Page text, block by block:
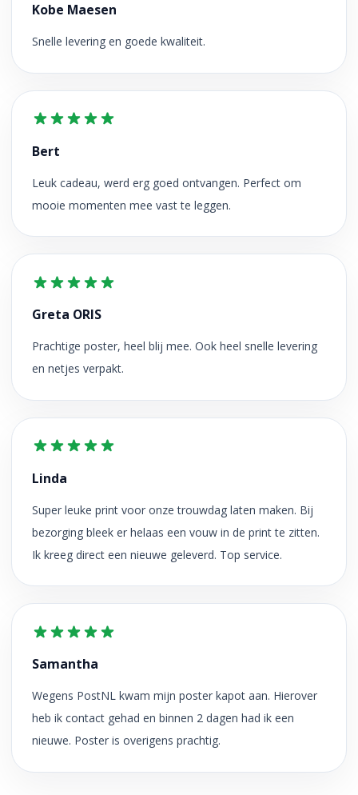
Kobe Maesen
Snelle levering en goede kwaliteit.
Bert
Leuk cadeau, werd erg goed ontvangen. Perfect om
mooie momenten mee vast te leggen.
Greta ORIS
Prachtige poster, heel blij mee. Ook heel snelle levering
en netjes verpakt.
Linda
Super leuke print voor onze trouwdag laten maken. Bij
bezorging bleek er helaas een vouw in de print te zitten.
Ik kreeg direct een nieuwe geleverd. Top service.
Samantha
Wegens PostNL kwam mijn poster kapot aan. Hierover
heb ik contact gehad en binnen 2 dagen had ik een
nieuwe. Poster is overigens prachtig.